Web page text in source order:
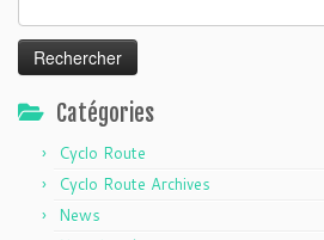
Catégories
Cyclo Route
Cyclo Route Archives
News